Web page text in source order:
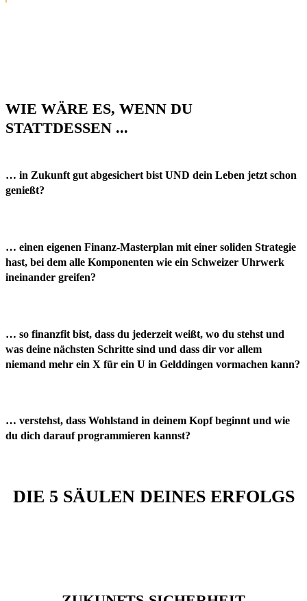
WIE WÄRE ES, WENN DU
STATTDESSEN ...
… in Zukunftgut abgesichertbist UND dein Leben jetzt schon
genießt?
… einen eigenen Finanz-Masterplan mit einer soliden Strategie
hast, bei dem alle Komponenten wie ein Schweizer Uhrwerk
ineinander greifen?
… so finanzfit bist, dass du jederzeit weißt, wo du stehst und
was deine nächsten Schritte sind und dass dir vor allem
niemand mehr ein X für ein U in Gelddingen vormachen kann?
… verstehst, dass Wohlstand in deinem Kopf beginnt und wie
du dich darauf programmieren kannst?
DIE 5 SÄULEN DEINES ERFOLGS